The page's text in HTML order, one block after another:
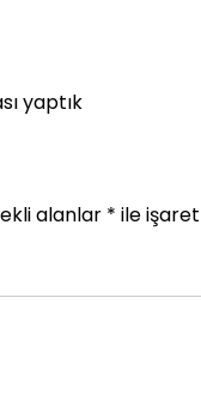
yaptık
alanlar * ile